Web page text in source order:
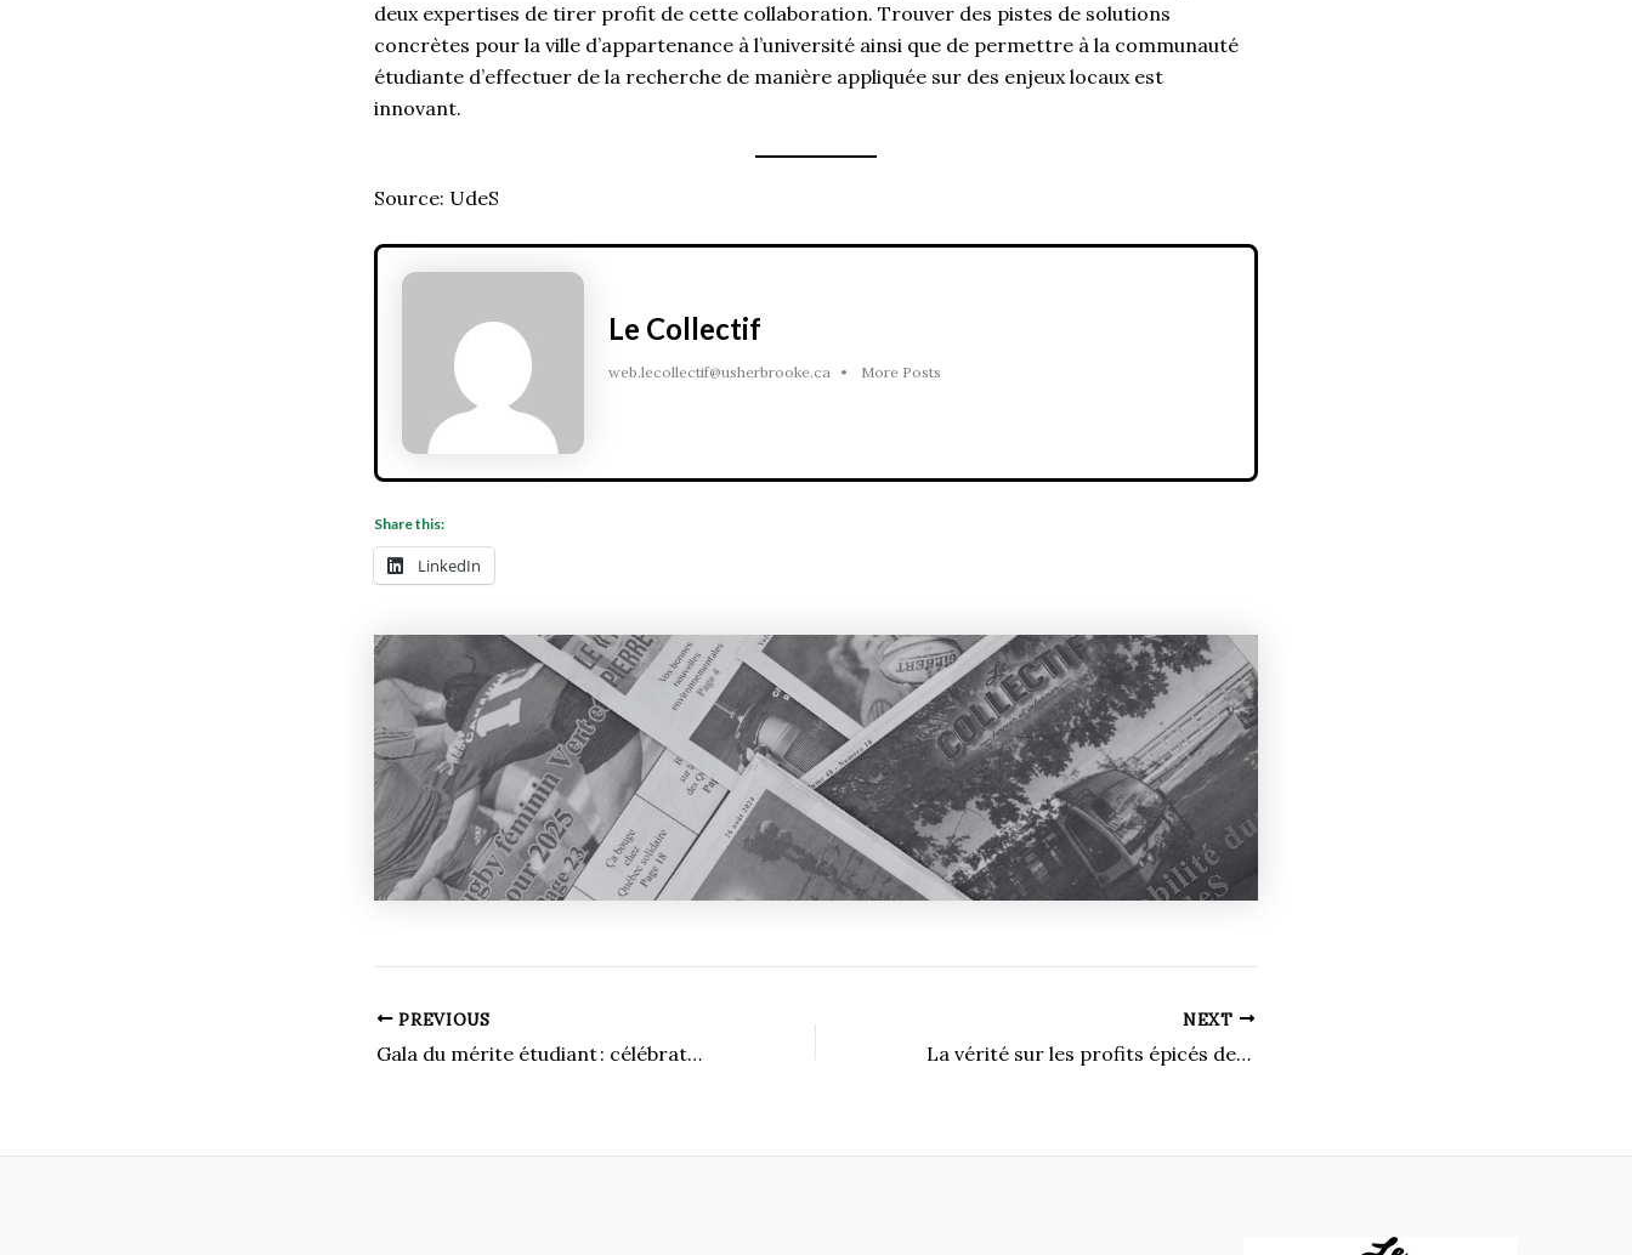
deux expertises de tirer profit de cette collaboration. Trouver des pistes de solutions
concrètes pour la ville d’appartenance à l’université ainsi que de permettre à la communauté
étudiante d’effectuer de la recherche de manière appliquée sur des enjeux locaux est
innovant.
Source: UdeS
Le Collectif
web.lecollectif@usherbrooke.ca • More Posts
Share this:
LinkedIn
PREVIOUS
Gala du mérite étudiant : célébration de la réussite et de l’engagement
NEXT
La vérité sur les profits épicés des épiceries